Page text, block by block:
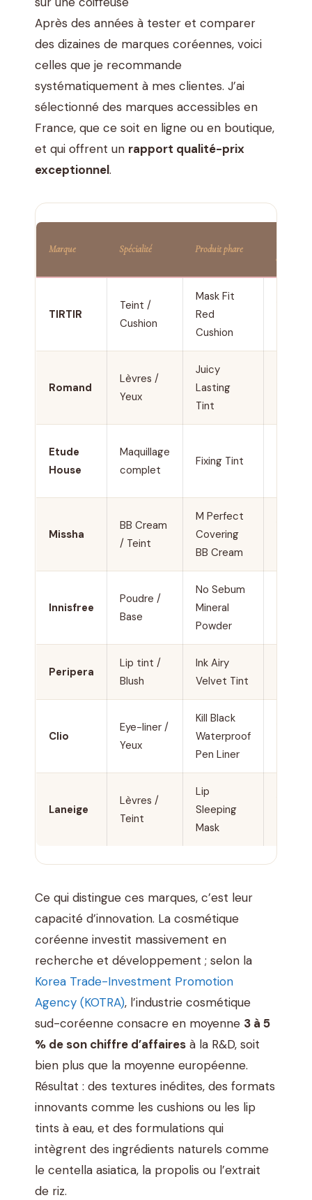
Après des années à tester et comparer
des dizaines de marques coréennes, voici
celles que je recommande
systématiquement à mes clientes. J’ai
sélectionné des marques accessibles en
France, que ce soit en ligne ou en boutique,
et qui offrent un rapport qualité-prix
exceptionnel.
Marque Spécialité Produit phare
de prix
TIRTIR
Teint /
Cushion
Mask Fit
Red
Cushion
Romand
Lèvres /
Yeux
Juicy
Lasting
Tint
Etude
House
Maquillage
complet
Fixing Tint
Missha
BB Cream
/ Teint
M Perfect
Covering
BB Cream
Innisfree
Poudre /
Base
No Sebum
Mineral
Powder
Peripera
Lip tint /
Blush
Ink Airy
Velvet Tint
Clio
Eye-liner /
Yeux
Kill Black
Waterproof
Pen Liner
Laneige
Lèvres /
Teint
Lip
Sleeping
Mask
Ce qui distingue ces marques, c’est leur
capacité d’innovation. La cosmétique
coréenne investit massivement en
recherche et développement ; selon la
Korea Trade-Investment Promotion
Agency (KOTRA), l’industrie cosmétique
sud-coréenne consacre en moyenne 3 à 5
% de son chiffre d’affaires à la R&D, soit
bien plus que la moyenne européenne.
Résultat : des textures inédites, des formats
innovants comme les cushions ou les lip
tints à eau, et des formulations qui
intègrent des ingrédients naturels comme
le centella asiatica, la propolis ou l’extrait
de riz.